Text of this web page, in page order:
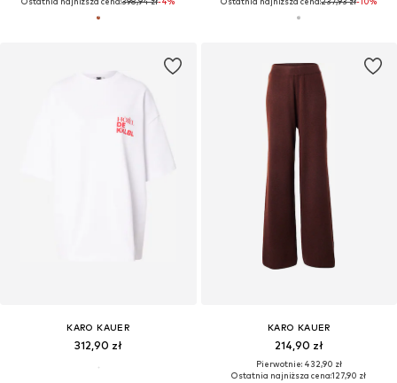
KARO KAUER
312,90 zł
KARO KAUER
214,90 zł
Pierwotnie: 432,90 zł
Ostatnia najniższa cena:127,90 zł